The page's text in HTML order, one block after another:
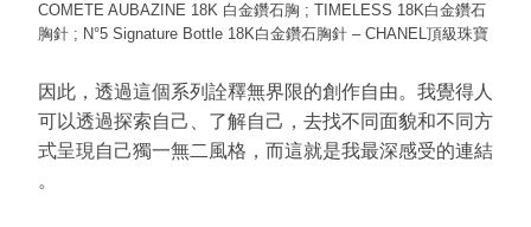
COMETE AUBAZINE 18K 白金鑽石胸 ; TIMELESS 18K白金鑽石
胸針 ; N°5 Signature Bottle 18K白金鑽石胸針 – CHANEL頂級珠寶
因此，透過這個系列詮釋無界限的創作自由。我覺得人
可以透過探索自己、了解自己，去找不同面貌和不同方
式呈現自己獨一無二風格，而這就是我最深感受的連結
。